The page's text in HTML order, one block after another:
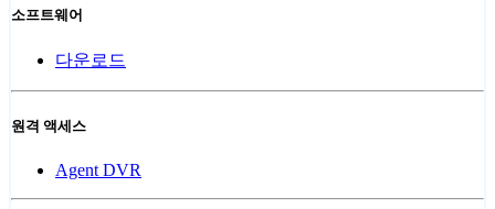
소프트웨어
다운로드
원격 액세스
Agent DVR